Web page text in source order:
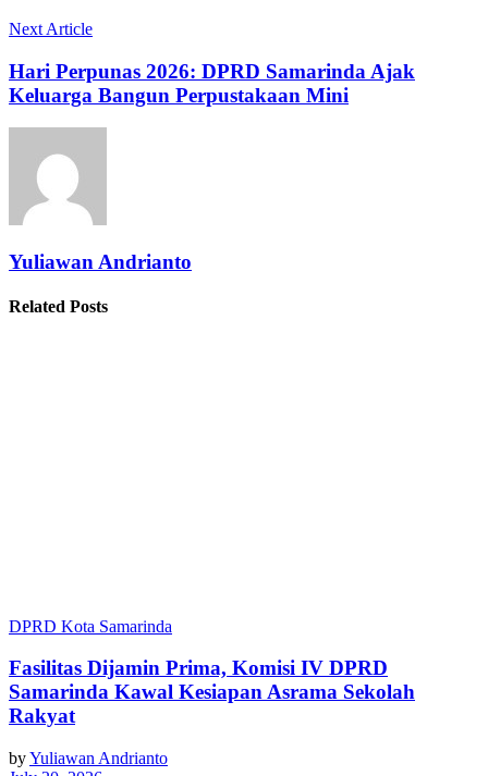
Next Article
Hari Perpunas 2026: DPRD Samarinda Ajak
Keluarga Bangun Perpustakaan Mini
Yuliawan Andrianto
Related Posts
DPRD Kota Samarinda
Fasilitas Dijamin Prima, Komisi IV DPRD
Samarinda Kawal Kesiapan Asrama Sekolah
Rakyat
byYuliawan Andrianto